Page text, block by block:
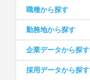
職種から探す
勤務地から探す
企業データから探す
採用データから探す